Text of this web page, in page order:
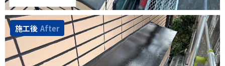
施工後 After